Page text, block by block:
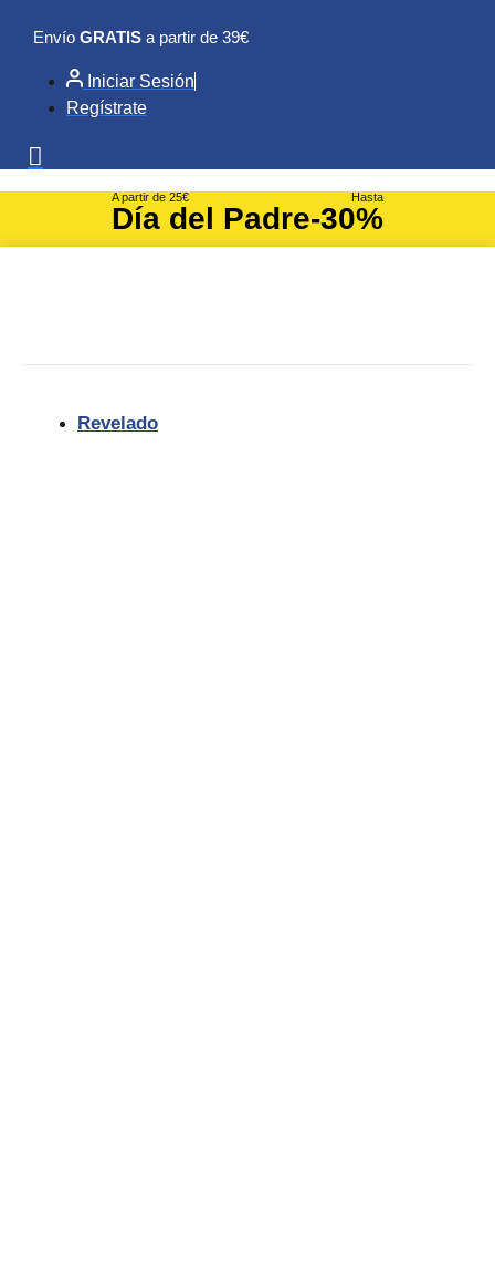
contenido
Envío GRATIS a partir de 39€
Iniciar Sesión
Regístrate
A partir de 25€
Día del Padre
Hasta
-30%
Revelado